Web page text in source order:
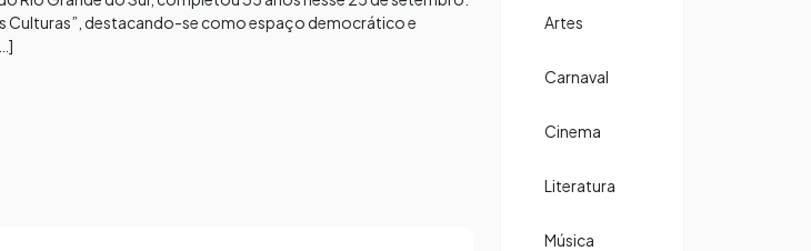
Culturas”, destacando-se como espaço democrático e
Artes
Carnaval
Cinema
Literatura
Música